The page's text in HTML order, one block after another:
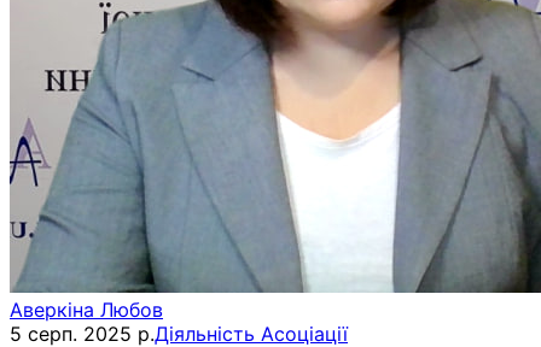
Аверкіна Любов
5 серп. 2025 р.Діяльність Асоціації